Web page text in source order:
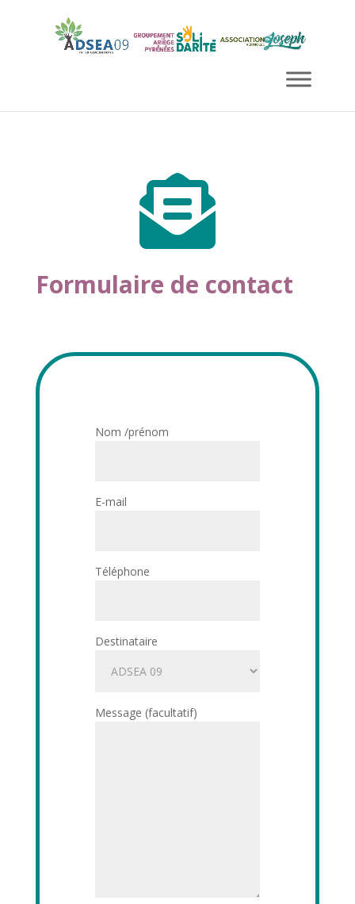

Formulaire de contact
Nom /prénom
E-mail
Téléphone
Destinataire
Message (facultatif)